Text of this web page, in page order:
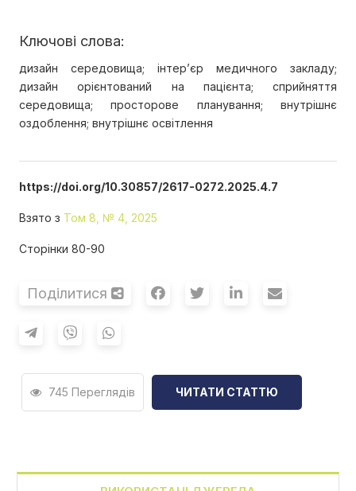
Ключові слова:
дизайн середовища; інтер’єр медичного закладу;
дизайн орієнтований на пацієнта; сприйняття
середовища; просторове планування; внутрішнє
оздоблення; внутрішнє освітлення
https://doi.org/10.30857/2617-0272.2025.4.7
Взято з Том 8, № 4, 2025
Сторінки 80-90
Поділитися
745 Переглядів ЧИТАТИ СТАТТЮ